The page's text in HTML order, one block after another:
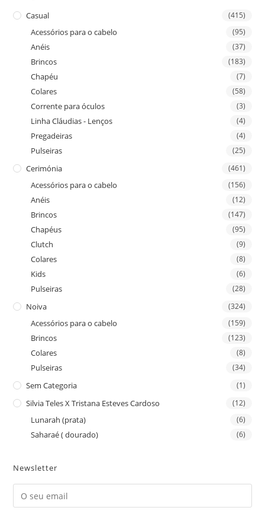
Casual (415)
Acessórios para o cabelo (95)
Anéis (37)
Brincos (183)
Chapéu (7)
Colares (58)
Corrente para óculos (3)
Linha Cláudias - Lenços (4)
Pregadeiras (4)
Pulseiras (25)
Cerimónia (461)
Acessórios para o cabelo (156)
Anéis (12)
Brincos (147)
Chapéus (95)
Clutch (9)
Colares (8)
Kids (6)
Pulseiras (28)
Noiva (324)
Acessórios para o cabelo (159)
Brincos (123)
Colares (8)
Pulseiras (34)
Sem Categoria (1)
Silvia Teles X Tristana Esteves Cardoso (12)
Lunarah (prata) (6)
Saharaé ( dourado) (6)
Newsletter